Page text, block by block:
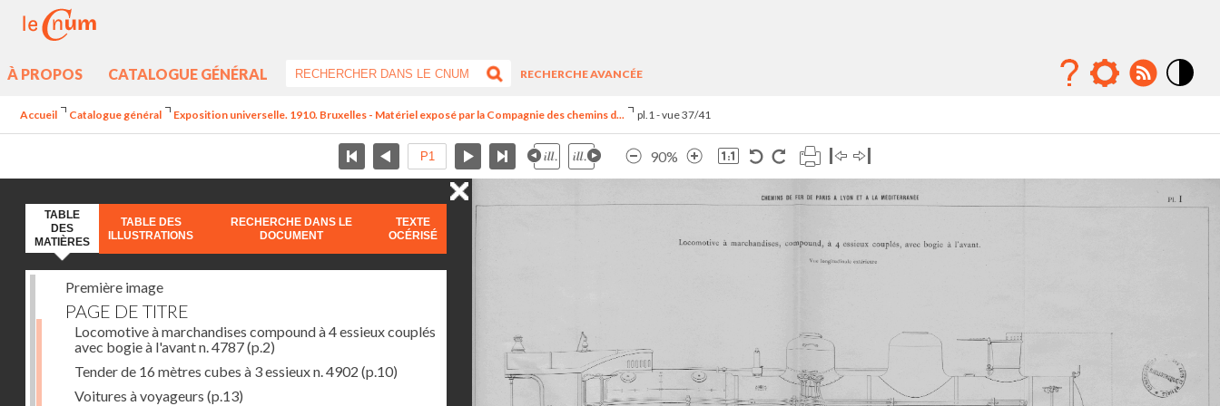
À PROPOS CATALOGUE GÉNÉRAL
RECHERCHE AVANCÉE
Accueil Catalogue général Exposition universelle. 1910. Bruxelles - Matériel exposé par la Compagnie des chemins d... pl.1 - vue 37/41
90%
TABLE
DES
MATIÈRES
TABLE DES
ILLUSTRATIONS
RECHERCHE DANS LE
DOCUMENT
TEXTE
OCÉRISÉ
Première image
PAGE DE TITRE
Locomotive à marchandises compound à 4 essieux couplés
avec bogie à l'avant n. 4787(p.2)
Tender de 16 mètres cubes à 3 essieux n. 4902 (p.10)
Voitures à voyageurs (p.13)